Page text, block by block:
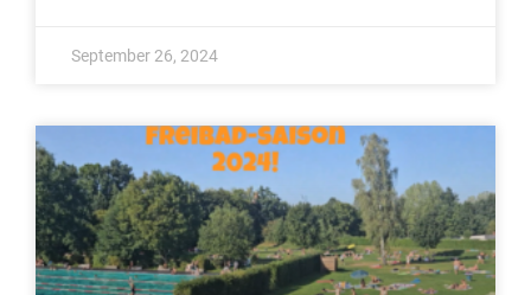
September 26, 2024